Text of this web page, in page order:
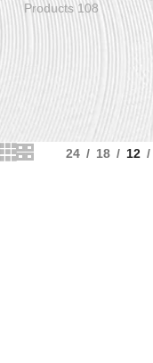
108 Products
12
18
24